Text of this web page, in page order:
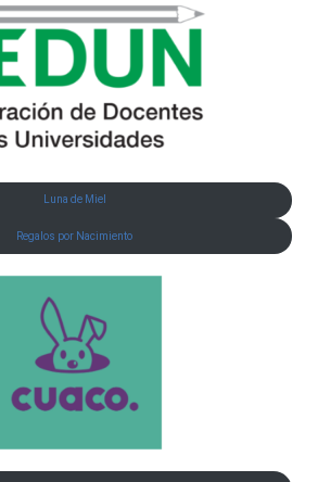
Luna de Miel
Regalos por Nacimiento